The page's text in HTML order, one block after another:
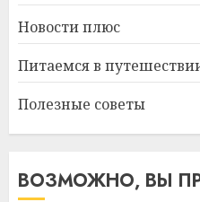
Новости плюс
Питаемся в
Полезные советы
ВОЗМОЖНО, ВЫ